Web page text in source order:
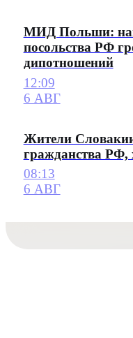
МИД Польши:
посольства РФ
дипотношений
12:09
6 АВГ
Жители
гражданства РФ,
08:13
6 АВГ